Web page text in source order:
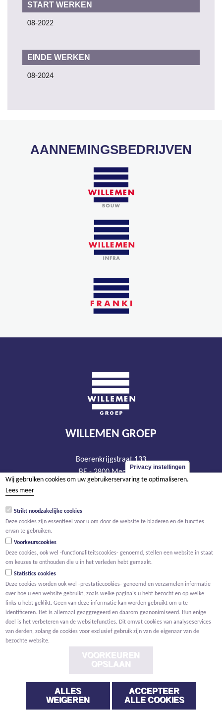
START WERKEN
08-2022
EINDE WERKEN
08-2024
AANNEMINGSBEDRIJVEN
WILLEMEN GROEP
Boerenkrijgstraat 133
BE - 2800 Mechelen
tel +32 15 569 965
BTW BE 0466.256.432
Privacy Cookies Melding klokkenluider
Privacy instellingen
Wij gebruiken cookies om uw gebruikerservaring te optimaliseren.
Lees meer
Strikt noodzakelijke cookies
Deze cookies zijn essentieel voor u om door de website te bladeren en de functies
ervan te gebruiken.
Voorkeurscookies
Deze cookies, ook wel -functionaliteitscookies- genoemd, stellen een website in staat
om keuzes te onthouden die u in het verleden hebt gemaakt.
Statistics cookies
Deze cookies worden ook wel -prestatiecookies- genoemd en verzamelen informatie
over hoe u een website gebruikt, zoals welke pagina's u hebt bezocht en op welke
links u hebt geklikt. Geen van deze informatie kan worden gebruikt om u te
identificeren. Het is allemaal geaggregeerd en daarom geanonimiseerd. Hun enige
doel is het verbeteren van de websitefuncties. Dit omvat cookies van analyseservices
van derden, zolang de cookies voor exclusief gebruik zijn van de eigenaar van de
bezochte website.
VOORKEUREN
OPSLAAN
ALLES
WEIGEREN
ACCEPTEER
ALLE COOKIES